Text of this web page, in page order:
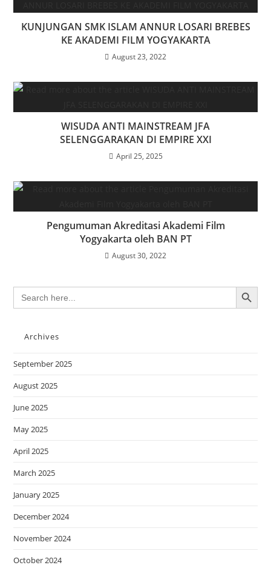
KUNJUNGAN SMK ISLAM ANNUR LOSARI BREBES
KE AKADEMI FILM YOGYAKARTA
August 23, 2022
WISUDA ANTI MAINSTREAM JFA
SELENGGARAKAN DI EMPIRE XXI
April 25, 2025
Pengumuman Akreditasi Akademi Film
Yogyakarta oleh BAN PT
August 30, 2022
Search
for:
SEARCH BUTTON
Archives
September 2025
August 2025
June 2025
May 2025
April 2025
March 2025
January 2025
December 2024
November 2024
October 2024